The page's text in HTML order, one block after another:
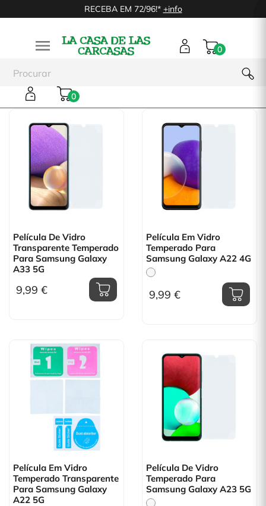
RECEBA EM 72/96!* +info
 0
0
Acessorios Samsung
Película De Vidro
Transparente Temperado
Para Samsung Galaxy
A33 5G
9,99 €
Película Em Vidro
Temperado Para
Samsung Galaxy A22 4G
9,99 €
Película Em Vidro
Temperado Transparente
Para Samsung Galaxy
A22 5G
Película De Vidro
Temperado Para
Samsung Galaxy A23 5G